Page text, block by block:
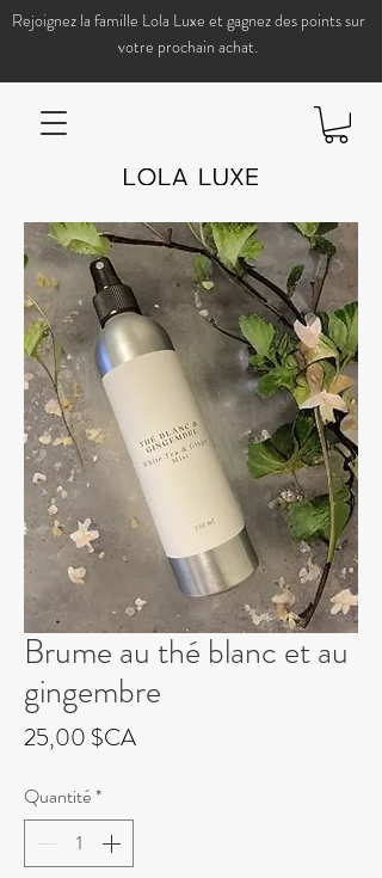
Rejoignez la famille Lola Luxe et gagnez des points sur
votre prochain achat.
Brume au thé blanc et au
gingembre
25,00 $CAPrix
Quantité*